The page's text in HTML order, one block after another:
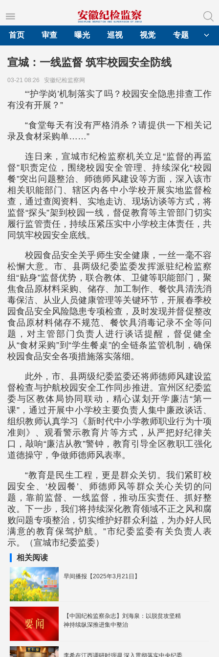
首页
审查 曝光 巡视 视觉 专题
宣城：一线监督 筑牢校园安全防线
03-21 08:26 安徽纪检监察网
“‘护学岗’机制落实了吗？校园安全隐患排查工作
有没有开展？”
“食堂每天有没有严格消杀？请提供一下相关记
录及食材采购单……”
连日来，宣城市纪检监察机关立足“监督的再监
督”职责定位，围绕校园安全管理、持续深化“校园
餐”突出问题整治、师德师风建设等方面，深入该市
相关职能部门、辖区内各中小学校开展实地监督检
查，通过查阅资料、实地走访、现场访谈等方式，将
监督“探头”架到校园一线，督促教育等主管部门切实
履行监管责任，持续压紧压实中小学校主体责任，共
同筑牢校园安全底线。
校园食品安全关乎师生安全健康，一丝一毫不容
松懈大意。市、县两级纪委监委发挥派驻纪检监察
组“贴身”监督优势，联合教体、卫健等职能部门，聚
焦食品原材料采购、储存、加工制作、餐饮具清洗消
毒保洁、从业人员健康管理等关键环节，开展春季校
园食品安全风险隐患专项检查，及时发现并督促整改
食品原材料储存不规范、餐饮具消毒记录不全等问
题，对主管部门负责人进行谈话提醒，督促健全
从“食材采购”到“学生餐桌”的全链条监管机制，确保
校园食品安全各项措施落实落细。
此外，市、县两级纪委监委还将师德师风建设监
督检查与护航校园安全工作同步推进。宣州区纪委监
委与区教体局协同联动，精心谋划开学廉洁“第一
课”，通过开展中小学校主要负责人集中廉政谈话、
组织教师认真学习《新时代中小学教师职业行为十项
准则》、观看警示教育片等方式，从严把好纪律关
口，敲响“廉洁从教”警钟，教育引导全区教职工强化
道德操守，争做师德师风表率。
“教育是民生工程，更是群众关切。我们紧盯校
园安全、‘校园餐’、师德师风等群众关心关切的问
题，靠前监督、一线监督，推动压实责任、抓好整
改。下一步，我们将持续深化教育领域不正之风和腐
败问题专项整治，切实维护好群众利益，为办好人民
满意的教育保驾护航。”市纪委监委有关负责人表
示。（宣城市纪委监委）
相关阅读
早间播报【2025年3月21日】
【中国纪检监察杂志】刘海泉：以脱贫攻坚精
神持续纵深推进集中整治
李希在江西调研时强调 深入贯彻落实中央纪委